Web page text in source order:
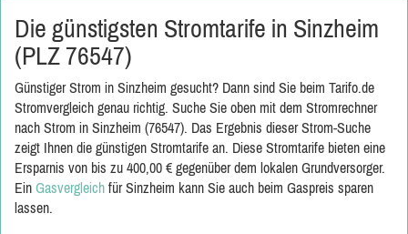
Die günstigsten Stromtarife in Sinzheim
(PLZ 76547)
Günstiger Strom in Sinzheim gesucht? Dann sind Sie beim Tarifo.de
Stromvergleich genau richtig. Suche Sie oben mit dem Stromrechner
nach Strom in Sinzheim (76547). Das Ergebnis dieser Strom-Suche
zeigt Ihnen die günstigen Stromtarife an. Diese Stromtarife bieten eine
Ersparnis von bis zu 400,00 € gegenüber dem lokalen Grundversorger.
Ein Gasvergleich für Sinzheim kann Sie auch beim Gaspreis sparen
lassen.